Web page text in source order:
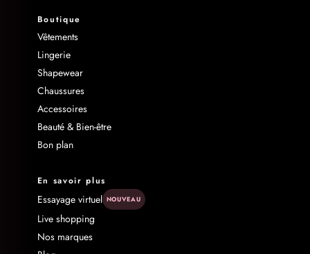
Boutique
Vêtements
Lingerie
Shapewear
Chaussures
Accessoires
Beauté & Bien-être
Bon plan
En savoir plus
Essayage virtuel NOUVEAU
Live shopping
Nos marques